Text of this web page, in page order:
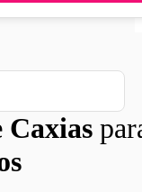
Caxias